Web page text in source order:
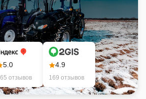
5.0
отзывов
4.9
169 отзывов